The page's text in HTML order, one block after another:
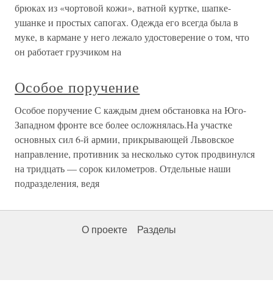
брюках из «чортовой кожи», ватной куртке, шапке-
ушанке и простых сапогах. Одежда его всегда была в
муке, в кармане у него лежало удостоверение о том, что
он работает грузчиком на
Особое поручение
Особое поручение С каждым днем обстановка на Юго-
Западном фронте все более осложнялась.На участке
основных сил 6-й армии, прикрывающей Львовское
направление, противник за несколько суток продвинулся
на тридцать — сорок километров. Отдельные наши
подразделения, ведя
О проекте Разделы